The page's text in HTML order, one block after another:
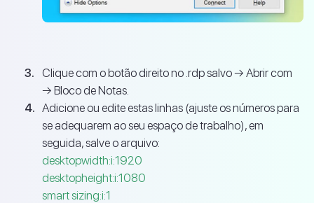
Clique com o botão direito no .rdp salvo → Abrir com
→ Bloco de Notas.
Adicione ou edite estas linhas (ajuste os números para
se adequarem ao seu espaço de trabalho), em
seguida, salve o arquivo:
desktopwidth:i:1920
desktopheight:i:1080
smart sizing:i:1